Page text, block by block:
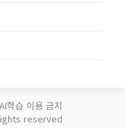
학습 이용 금지
reserved